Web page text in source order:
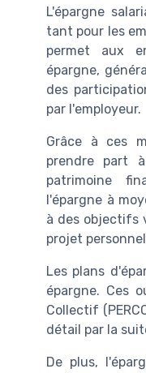
L'épargne
tant pour les
permet aux
épargne,
des
par l'employeur.
Grâce à ces
prendre part
patrimoine
l'épargne à
à des objectifs
projet
Les plans
épargne. Ces
Collectif
détail par la
De plus,